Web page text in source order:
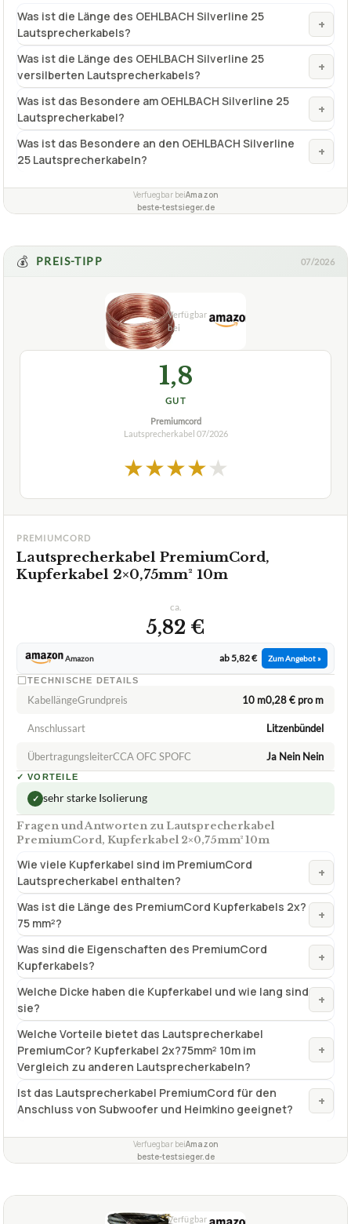
Was ist die Länge des OEHLBACH Silverline 25
Lautsprecherkabels?
+
Was ist die Länge des OEHLBACH Silverline 25
versilberten Lautsprecherkabels?
+
Was ist das Besondere am OEHLBACH Silverline 25
Lautsprecherkabel?
+
Was ist das Besondere an den OEHLBACH Silverline
25 Lautsprecherkabeln?
+
Verfuegbar beiAmazon
beste-testsieger.de
💰 PREIS-TIPP 07/2026
1,8
GUT
Premiumcord
Lautsprecherkabel 07/2026
★★★★★
PREMIUMCORD
Lautsprecherkabel PremiumCord,
Kupferkabel 2×0,75mm² 10m
ca.
5,82 €
Amazon ab 5,82 € Zum Angebot »
TECHNISCHE DETAILS
KabellängeGrundpreis 10 m0,28 € pro m
Anschlussart Litzenbündel
ÜbertragungsleiterCCA OFC SPOFC Ja Nein Nein
✓ VORTEILE
✓ sehr starke Isolierung
Fragen und Antworten zu Lautsprecherkabel
PremiumCord, Kupferkabel 2×0,75mm² 10m
Wie viele Kupferkabel sind im PremiumCord
Lautsprecherkabel enthalten?
+
Was ist die Länge des PremiumCord Kupferkabels 2x?
75 mm²?
+
Was sind die Eigenschaften des PremiumCord
Kupferkabels?
+
Welche Dicke haben die Kupferkabel und wie lang sind
sie?
+
Welche Vorteile bietet das Lautsprecherkabel
PremiumCor? Kupferkabel 2x?75mm² 10m im
Vergleich zu anderen Lautsprecherkabeln?
+
Ist das Lautsprecherkabel PremiumCord für den
Anschluss von Subwoofer und Heimkino geeignet?
+
Verfuegbar beiAmazon
beste-testsieger.de